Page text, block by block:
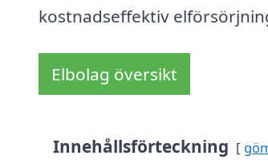
kostnadseffektiv
Elbolag översikt
Innehållsförteckning